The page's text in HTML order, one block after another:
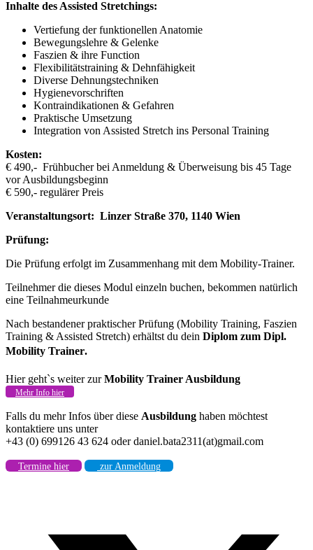
Inhalte des Assisted Stretchings:
Vertiefung der funktionellen Anatomie
Bewegungslehre & Gelenke
Faszien & ihre Function
Flexibilitätstraining & Dehnfähigkeit
Diverse Dehnungstechniken
Hygienevorschriften
Kontraindikationen & Gefahren
Praktische Umsetzung
Integration von Assisted Stretch ins Personal Training
Kosten:
€ 490,- Frühbucher bei Anmeldung & Überweisung bis 45 Tage
vor Ausbildungsbeginn
€ 590,- regulärer Preis
Veranstaltungsort: Linzer Straße 370, 1140 Wien
Prüfung:
Die Prüfung erfolgt im Zusammenhang mit dem Mobility-Trainer.
Teilnehmer die dieses Modul einzeln buchen, bekommen natürlich
eine Teilnahmeurkunde
Nach bestandener praktischer Prüfung (Mobility Training, Faszien
Training & Assisted Stretch) erhältst du dein Diplom zum Dipl.
Mobility Trainer.
Hier geht`s weiter zurMobility Trainer Ausbildung
Mehr Info hier
Falls du mehr Infos über diese Ausbildung haben möchtest
kontaktiere uns unter
+43 (0) 699126 43 624 oder daniel.bata2311(at)gmail.com
Termine hier zur Anmeldung